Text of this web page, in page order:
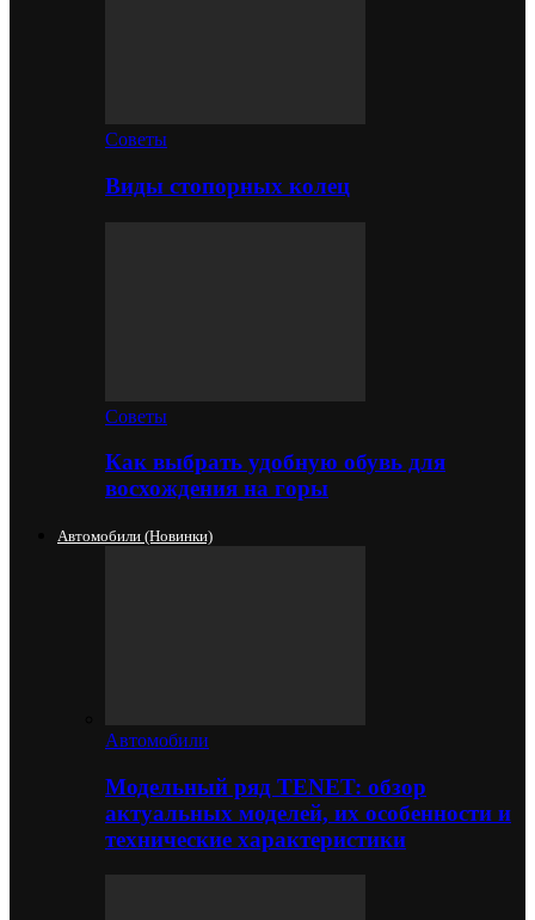
Советы
Виды стопорных колец
Советы
Как выбрать удобную обувь для
восхождения на горы
Автомобили (новинки)
Автомобили
Модельный ряд TENET: обзор
актуальных моделей, их особенности и
технические характеристики